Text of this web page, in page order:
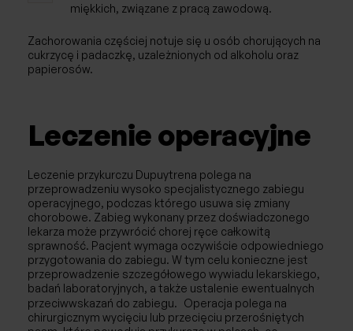
miękkich, związane z pracą zawodową.
Zachorowania częściej notuje się u osób chorujących na
cukrzycę i padaczkę, uzależnionych od alkoholu oraz
papierosów.
Leczenie operacyjne
Leczenie przykurczu Dupuytrena polega na
przeprowadzeniu wysoko specjalistycznego zabiegu
operacyjnego, podczas którego usuwa się zmiany
chorobowe. Zabieg wykonany przez doświadczonego
lekarza może przywrócić chorej ręce całkowitą
sprawność. Pacjent wymaga oczywiście odpowiedniego
przygotowania do zabiegu. W tym celu konieczne jest
przeprowadzenie szczegółowego wywiadu lekarskiego,
badań laboratoryjnych, a także ustalenie ewentualnych
przeciwwskazań do zabiegu. Operacja polega na
chirurgicznym wycięciu lub przecięciu przerośniętych